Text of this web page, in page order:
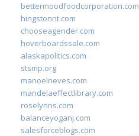
bettermoodfoodcorporation.com
hingstonnt.com
chooseagender.com
hoverboardssale.com
alaskapolitics.com
stsmp.org
manoelneves.com
mandelaeffectlibrary.com
roselynns.com
balanceyoganj.com
salesforceblogs.com